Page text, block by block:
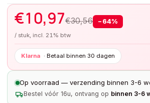
€10,97€30,56 − 64%
/ stuk, incl. 21% btw
Klarna · Betaal binnen 30 dagen
Op voorraad — verzending binnen 3-6
Bestel vóór 16u, ontvang op binnen 3-6